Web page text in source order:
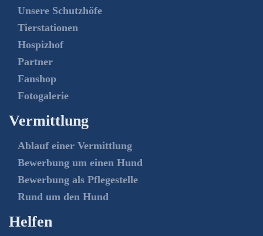
Unsere Schutzhöfe
Tierstationen
Hospizhof
Partner
Fanshop
Fotogalerie
Vermittlung
Ablauf einer Vermittlung
Bewerbung um einen Hund
Bewerbung als Pflegestelle
Rund um den Hund
Helfen